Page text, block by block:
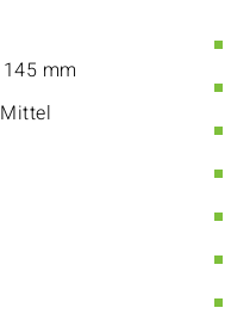
145 mm
Mittel